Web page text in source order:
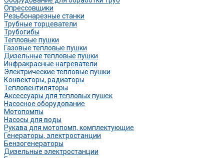
Опрессовщики
Резьбонарезные станки
Трубные торцеватели
Трубогибы
Тепловые пушки
Газовые тепловые пушки
Дизельные тепловые пушки
Инфракрасные нагреватели
Электрические тепловые пушки
Конвекторы, радиаторы
Тепловентиляторы
Аксессуары для тепловых пушек
Насосное оборудование
Мотопомпы
Насосы для воды
Рукава для мотопомп, комплектующие
Генераторы, электростанции
Бензогенераторы
Дизельные электростанции